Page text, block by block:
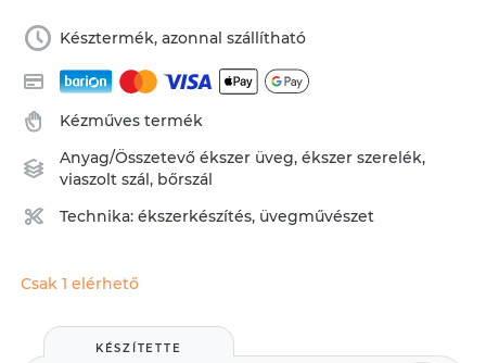
Késztermék, azonnal szállítható
Kézműves termék
Anyag/Összetevőékszer üveg,ékszer szerelék,
viaszolt szál, bőrszál
Technika:ékszerkészítés, üvegművészet
Csak 1 elérhető
KÉSZÍTETTE